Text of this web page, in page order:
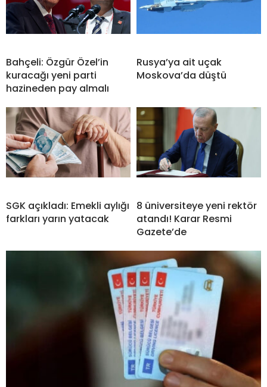
Bahçeli: Özgür Özel’in
kuracağı yeni parti
hazineden pay almalı
Rusya’ya ait uçak
Moskova’da düştü
SGK açıkladı: Emekli aylığı
farkları yarın yatacak
8 üniversiteye yeni rektör
atandı! Karar Resmi
Gazete’de